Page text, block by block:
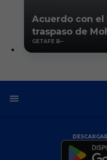
Acuerdo con el
traspaso de
GETAFE B